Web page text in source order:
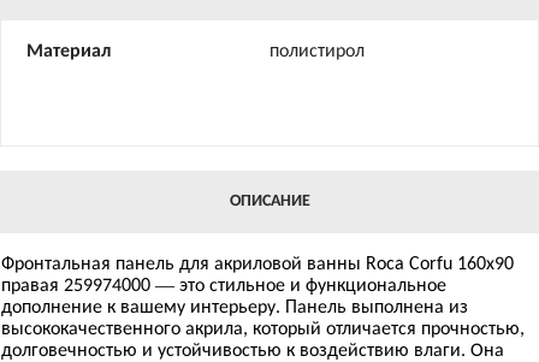
Материал полистирол
ОПИСАНИЕ
Фронтальная панель для акриловой ванны Roca Corfu 160х90
правая 259974000 — это стильное и функциональное
дополнение к вашему интерьеру. Панель выполнена из
высококачественного акрила, который отличается прочностью,
долговечностью и устойчивостью к воздействию влаги. Она